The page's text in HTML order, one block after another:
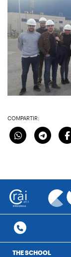
COMPARTIR:
THE SCHOOL